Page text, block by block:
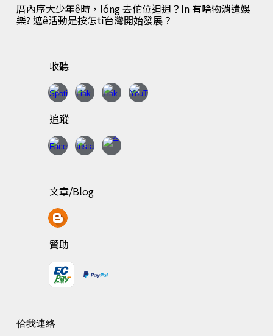
厝內序大少年ê時，lóng 去佗位𨑨迌？In 有啥物消遣娛
樂? 遮ê活動是按怎tī台灣開始發展？
收聽
追蹤
文章/Blog
贊助
佮我連絡